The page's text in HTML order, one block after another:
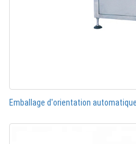
Emballage d'orientation